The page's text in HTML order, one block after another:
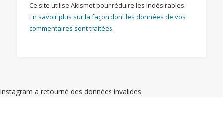
Ce site utilise Akismet pour réduire les indésirables.
En savoir plus sur la façon dont les données de vos
commentaires sont traitées.
Instagram a retourné des données invalides.